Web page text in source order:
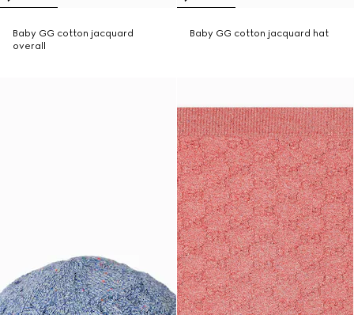
Baby GG cotton jacquard
overall
Baby GG cotton jacquard hat